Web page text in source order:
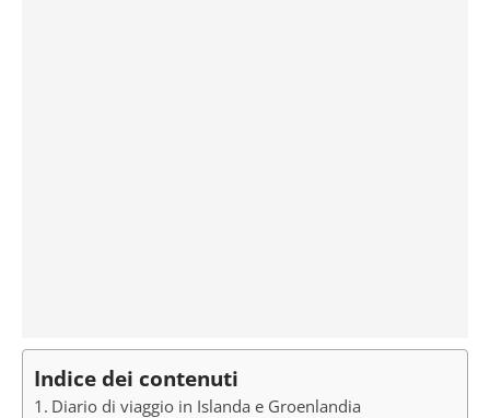
Indice dei contenuti
Diario di viaggio in Islanda e Groenlandia